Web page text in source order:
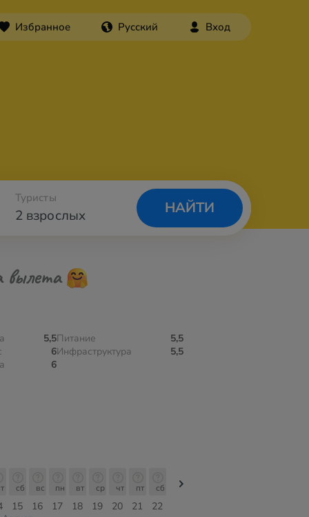
Избранное Русский Вход
2 взрослых
Туристы
НАЙТИ
вылета
5,5
6
6
Питание
5,5
Инфраструктура
5,5
15
сб
16
вс
17
пн
18
вт
19
ср
20
чт
21
пт
22
сб